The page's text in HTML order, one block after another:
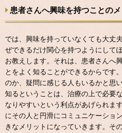
患者さんへ興味を持つことのメ
では、興味を持っていなくても大丈
ぜできるだけ関心を持つようにして
お教えします。それは、患者さんへ
とをよく知ることができるからです
のか、疑問に感じる人もいるかと思
知るということは、治療の上で必要
なりやすいという利点があげられま
にその人と円滑にコミュニケーショ
きなメリットになっていきます。そ